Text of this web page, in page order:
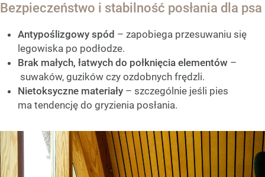
Bezpieczeństwo i stabilność posłania dla psa
Antypoślizgowy spód – zapobiega przesuwaniu się
legowiska po podłodze.
Brak małych, łatwych do połknięcia elementów –
suwaków, guzików czy ozdobnych frędzli.
Nietoksyczne materiały – szczególnie jeśli pies
ma tendencję do gryzienia posłania.